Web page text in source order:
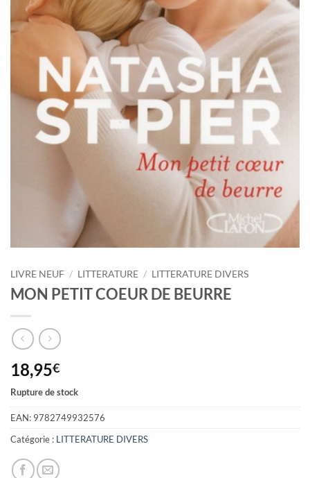
LIVRE NEUF / LITTERATURE / LITTERATURE DIVERS
MON PETIT COEUR DE BEURRE
18,95€
Rupture de stock
EAN: 9782749932576
Catégorie : LITTERATURE DIVERS